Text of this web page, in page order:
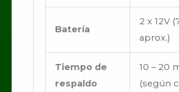
Batería
2 x 12V
aprox.)
Tiempo de
respaldo
10 – 20
(según